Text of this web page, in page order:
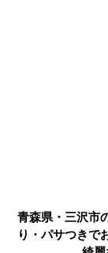
青森県・三沢市
り・パサつきで